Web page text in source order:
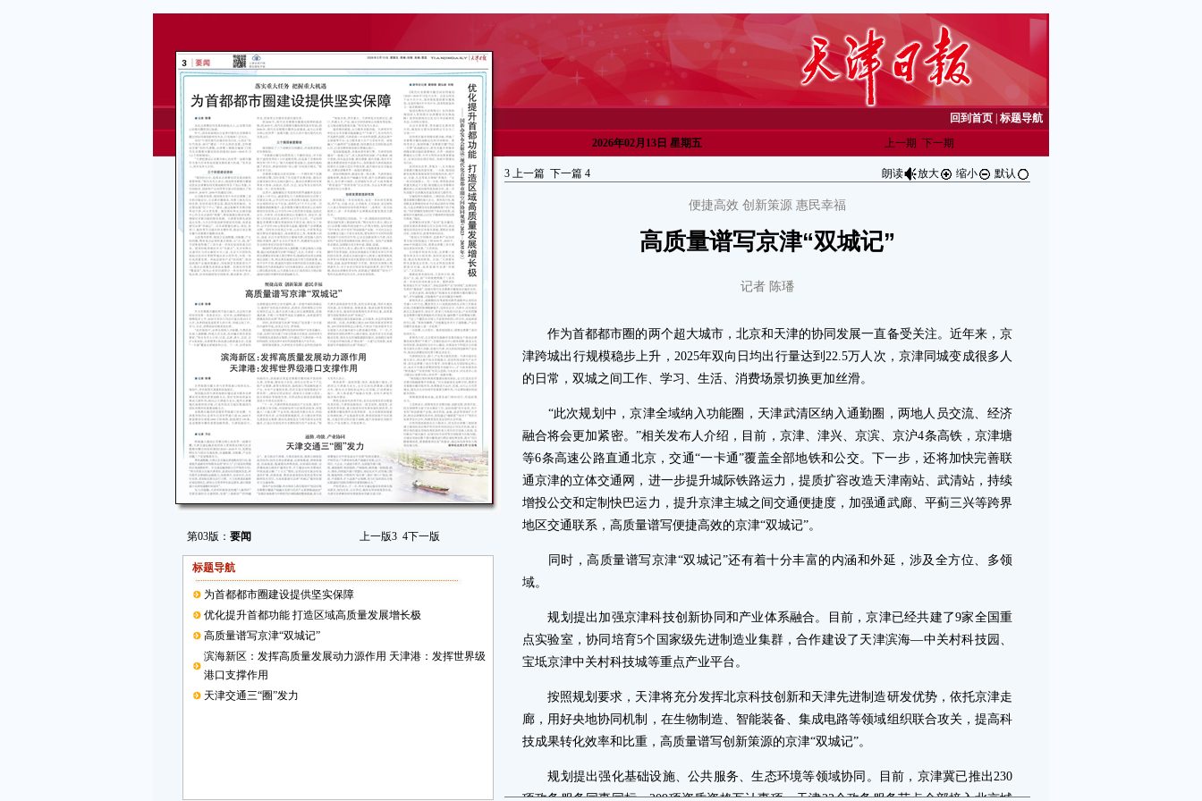
第03版： 要闻 上一版3 4下一版
标题导航
为首都都市圈建设提供坚实保障
优化提升首都功能 打造区域高质量发展增长极
高质量谱写京津“双城记”
滨海新区：发挥高质量发展动力源作用 天津港：发挥世界级
港口支撑作用
天津交通三“圈”发力
回到首页 标题导航
2026年02月13日 星期五
上一期 下一期
3 上一篇 下一篇 4 朗读 放大 缩小 默认
便捷高效 创新策源 惠民幸福
高质量谱写京津“双城记”
记者 陈璠
作为首都都市圈的两个超大城市，北京和天津的协同发展一直备受关注。近年来，京
津跨城出行规模稳步上升，2025年双向日均出行量达到22.5万人次，京津同城变成很多人
的日常，双城之间工作、学习、生活、消费场景切换更加丝滑。
“此次规划中，京津全域纳入功能圈，天津武清区纳入通勤圈，两地人员交流、经济
融合将会更加紧密。”相关发布人介绍，目前，京津、津兴、京滨、京沪4条高铁，京津塘
等6条高速公路直通北京，交通“一卡通”覆盖全部地铁和公交。下一步，还将加快完善联
通京津的立体交通网，进一步提升城际铁路运力，提质扩容改造天津南站、武清站，持续
增投公交和定制快巴运力，提升京津主城之间交通便捷度，加强通武廊、平蓟三兴等跨界
地区交通联系，高质量谱写便捷高效的京津“双城记”。
同时，高质量谱写京津“双城记”还有着十分丰富的内涵和外延，涉及全方位、多领
域。
规划提出加强京津科技创新协同和产业体系融合。目前，京津已经共建了9家全国重
点实验室，协同培育5个国家级先进制造业集群，合作建设了天津滨海—中关村科技园、
宝坻京津中关村科技城等重点产业平台。
按照规划要求，天津将充分发挥北京科技创新和天津先进制造研发优势，依托京津走
廊，用好央地协同机制，在生物制造、智能装备、集成电路等领域组织联合攻关，提高科
技成果转化效率和比重，高质量谱写创新策源的京津“双城记”。
规划提出强化基础设施、公共服务、生态环境等领域协同。目前，京津冀已推出230